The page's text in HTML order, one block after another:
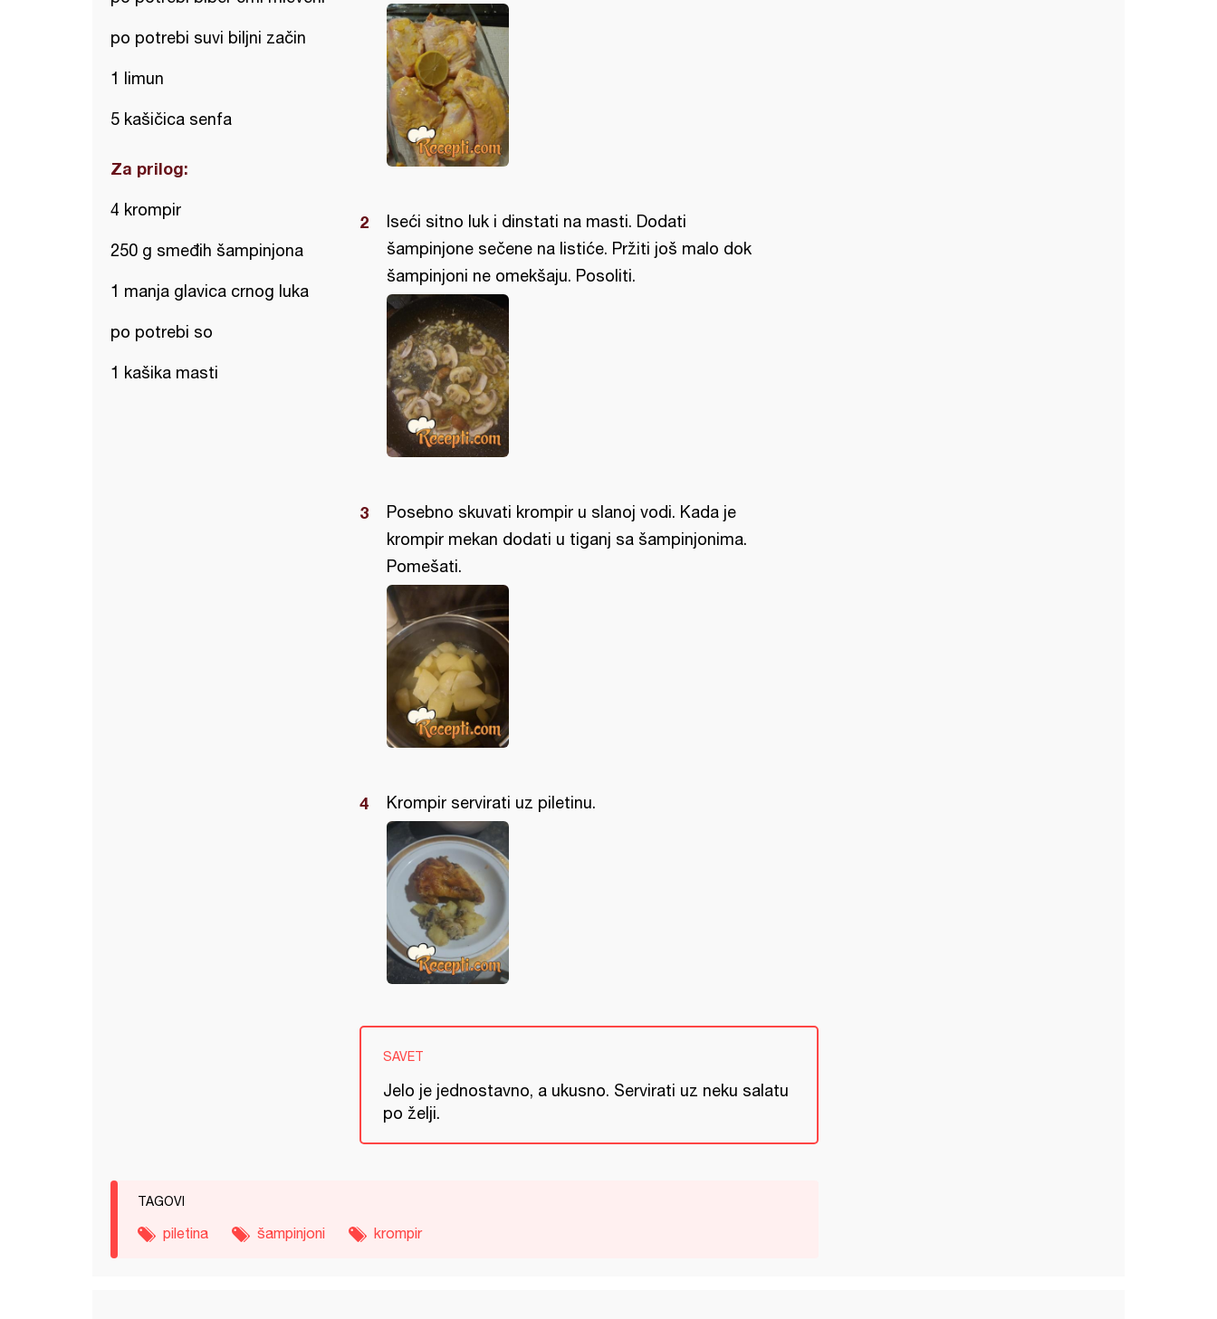
po potrebi suvi biljni začin
1 limun
5 kašičica senfa
Za prilog:
4 krompir
250 g smeđih šampinjona
1 manja glavica crnog luka
po potrebi so
1 kašika masti
Iseći sitno luk i dinstati na masti. Dodati
šampinjone sečene na listiće. Pržiti još malo dok
šampinjoni ne omekšaju. Posoliti.
Posebno skuvati krompir u slanoj vodi. Kada je
krompir mekan dodati u tiganj sa šampinjonima.
Pomešati.
Krompir servirati uz piletinu.
SAVET
Jelo je jednostavno, a ukusno. Servirati uz neku salatu
po želji.
TAGOVI
piletina šampinjoni krompir